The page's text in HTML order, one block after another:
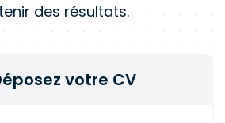
des résultats.
votre CV